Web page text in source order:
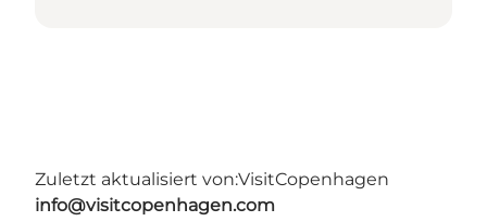
Zuletzt aktualisiert von:VisitCopenhagen
info@visitcopenhagen.com